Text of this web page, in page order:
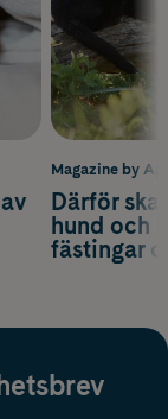
Magazine by
Därför
hund och
fästingar